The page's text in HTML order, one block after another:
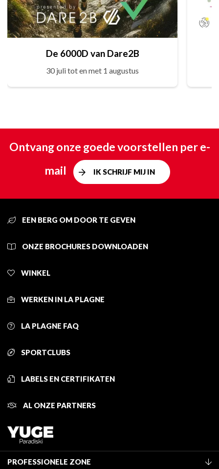
De 6000D van Dare2B
30 juli tot en met 1 augustus
Ontvang onze goede voorstellen per e-
mail
IK SCHRIJF MIJ IN
EEN BERG OM DOOR TE GEVEN
ONZE BROCHURES DOWNLOADEN
WINKEL
WERKEN IN LA PLAGNE
LA PLAGNE FAQ
SPORTCLUBS
LABELS EN CERTIFIKATEN
AL ONZE PARTNERS
PROFESSIONELE ZONE